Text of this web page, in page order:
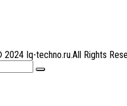
Iq-techno.ru.All Rights